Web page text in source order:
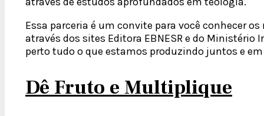
Essa parceria é um convite para você conhecer
através dos sites Editora EBNESR e do Ministério
perto tudo o que estamos produzindo juntos e
Dê Fruto e Multiplique